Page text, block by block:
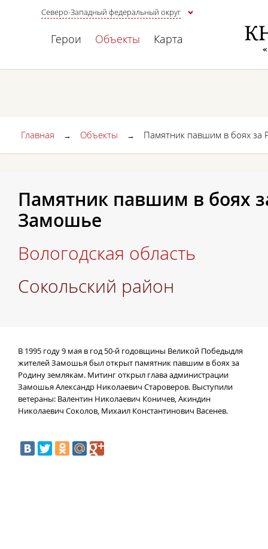
Северо-Западный федеральный округ
Герои Объекты Карта
Главная → Объекты → Памятник павшим в боях за
Памятник павшим в боях
Замошье
Вологодская область
Сокольский район
В 1995 году 9 мая в год 50-й годовщины Великой Победыдля
жителей Замошья был открыт памятник павшим в боях за
Родину землякам. Митинг открыл глава администрации
Замошья Александр Николаевич Староверов. Выступили
ветераны: Валентин Николаевич Коничев, Акиндин
Николаевич Соколов, Михаил Константинович Васенев.